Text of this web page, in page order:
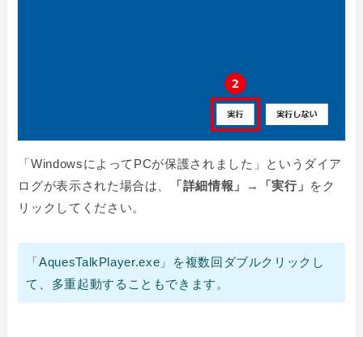
「WindowsによってPCが保護されました」というダイア
ログが表示された場合は、
「詳細情報」 → 「実行」 をク
リックしてください。
「AquesTalkPlayer.exe」を複数回ダブルクリックし
て、多重起動することもできます。